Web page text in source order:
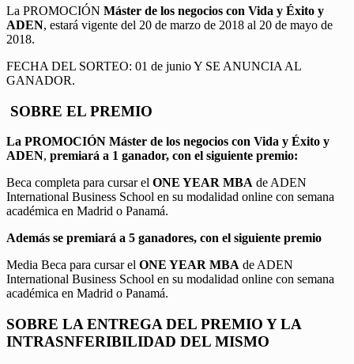
La PROMOCIÓN Máster de los negocios con Vida y Éxito y
ADEN, estará vigente del 20 de marzo de 2018 al 20 de mayo de
2018.
FECHA DEL SORTEO: 01 de junio Y SE ANUNCIA AL
GANADOR.
SOBRE EL PREMIO
La PROMOCIÓN Máster de los negocios con Vida y Éxito y
ADEN, premiará a 1 ganador, con el siguiente premio:
Beca completa para cursar el ONE YEAR MBA de ADEN
International Business School en su modalidad online con semana
académica en Madrid o Panamá.
Además se premiará a 5 ganadores, con el siguiente premio
Media Beca para cursar el ONE YEAR MBA de ADEN
International Business School en su modalidad online con semana
académica en Madrid o Panamá.
SOBRE LA ENTREGA DEL PREMIO Y LA
INTRASNFERIBILIDAD DEL MISMO